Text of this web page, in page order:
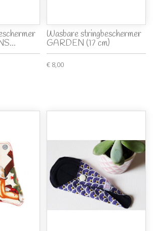
Wasbare stringbeschermer
GARDEN (17 cm)
€ 8,00